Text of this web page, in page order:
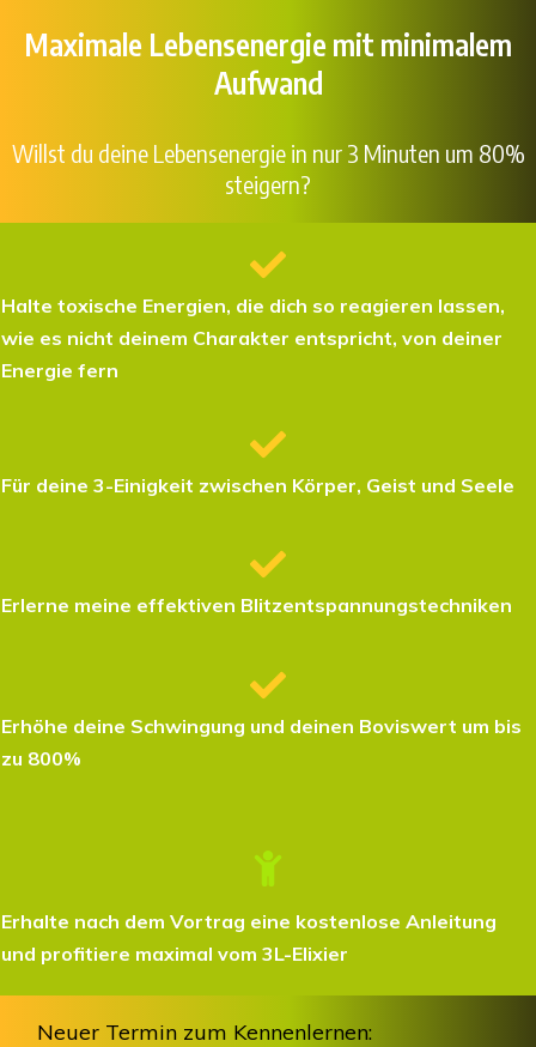
Maximale Lebensenergie mit minimalem
Aufwand
Willst du deine Lebensenergie in nur 3 Minuten um 80%
steigern?
Halte toxische Energien, die dich so reagieren lassen,
wie es nicht deinem Charakter entspricht, von deiner
Energie fern
Für deine 3-Einigkeit zwischen Körper, Geist und Seele
Erlerne meine effektiven Blitzentspannungstechniken
Erhöhe deine Schwingung und deinen Boviswert um bis
zu 800%
Erhalte nach dem Vortrag eine kostenlose Anleitung
und profitiere maximal vom 3L-Elixier
Neuer Termin zum Kennenlernen: